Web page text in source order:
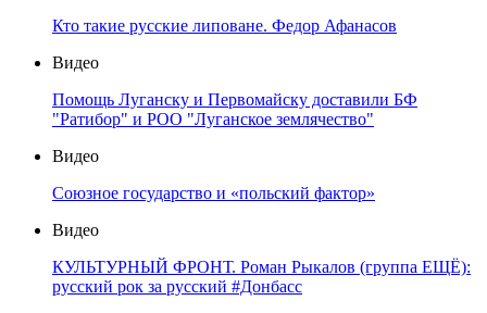
Кто такие русские липоване. Федор Афанасов
Видео
Помощь Луганску и Первомайску доставили БФ
"Ратибор" и РОО "Луганское землячество"
Видео
Союзное государство и «польский фактор»
Видео
КУЛЬТУРНЫЙ ФРОНТ. Роман Рыкалов (группа ЕЩЁ):
русский рок за русский #Донбасс